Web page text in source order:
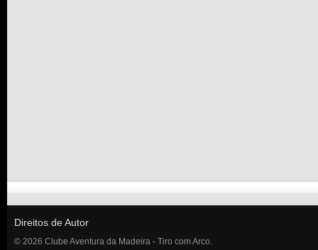
Direitos de Autor
© 2026 Clube Aventura da Madeira - Tiro com Arco.